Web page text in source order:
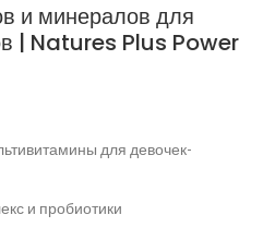
и минералов для
| Natures Plus Power
для девочек-
и пробиотики